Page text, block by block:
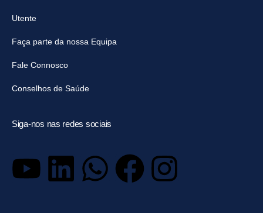
Utente
Faça parte da nossa Equipa
Fale Connosco
Conselhos de Saúde
Siga-nos nas redes sociais